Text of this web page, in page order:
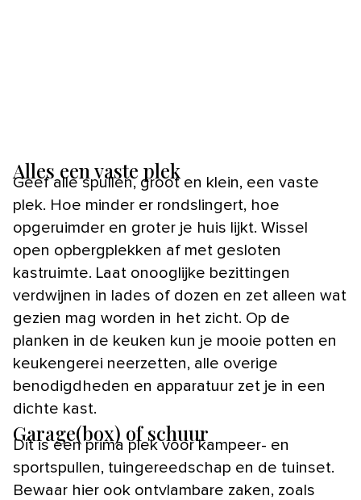
Alles een vaste plek
Geef alle spullen, groot en klein, een vaste
plek. Hoe minder er rondslingert, hoe
opgeruimder en groter je huis lijkt. Wissel
open opbergplekken af met gesloten
kastruimte. Laat onooglijke bezittingen
verdwijnen in lades of dozen en zet alleen wat
gezien mag worden in het zicht. Op de
planken in de keuken kun je mooie potten en
keukengerei neerzetten, alle overige
benodigdheden en apparatuur zet je in een
dichte kast.
Garage(box) of schuur
Dit is een prima plek voor kampeer- en
sportspullen, tuingereedschap en de tuinset.
Bewaar hier ook ontvlambare zaken, zoals